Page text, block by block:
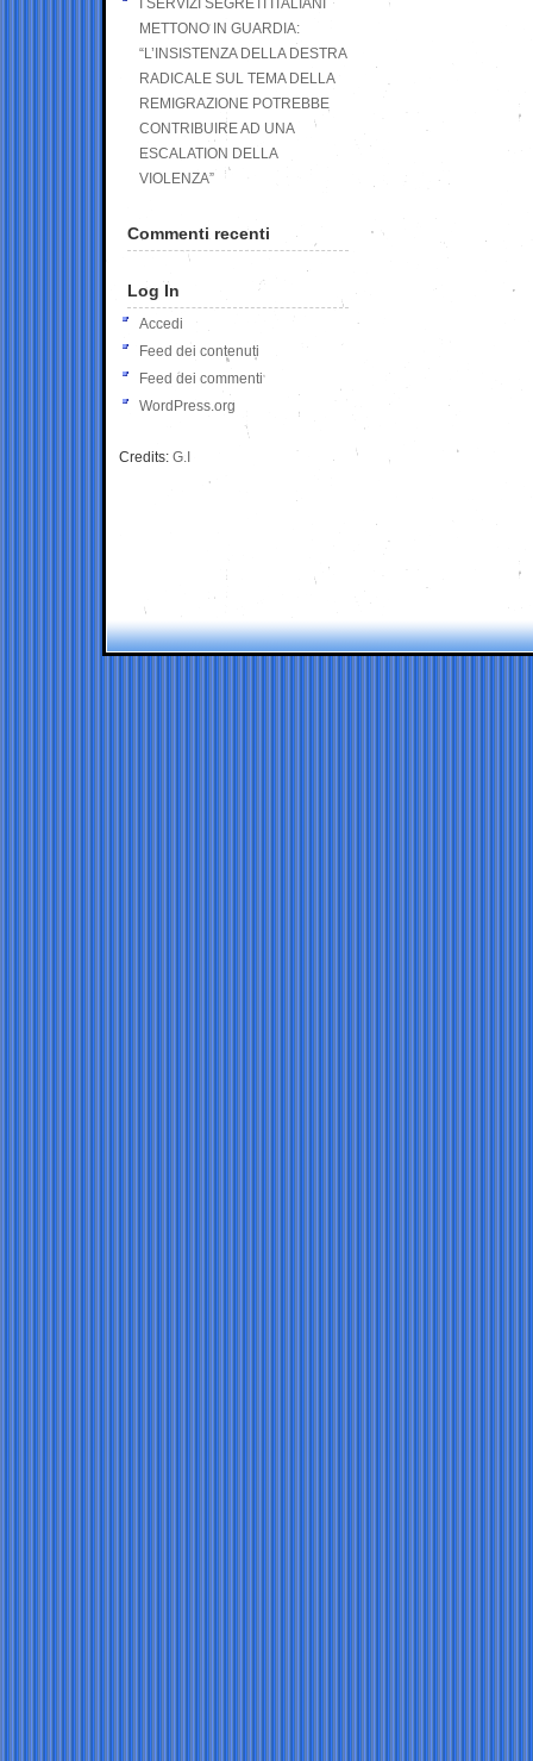
I SERVIZI SEGRETI ITALIANI
METTONO IN GUARDIA:
“L’INSISTENZA DELLA DESTRA
RADICALE SUL TEMA DELLA
REMIGRAZIONE POTREBBE
CONTRIBUIRE AD UNA
ESCALATION DELLA
VIOLENZA”
Commenti recenti
Log In
Accedi
Feed dei contenuti
Feed dei commenti
WordPress.org
Credits: G.I